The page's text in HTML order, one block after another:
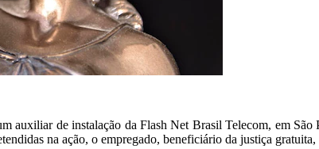
auxiliar de instalação da Flash Net Brasil Telecom, em
na ação, o empregado, beneficiário da justiça